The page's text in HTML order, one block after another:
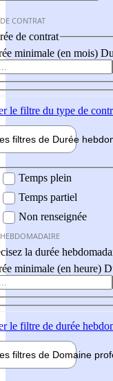
CONTRAT
de contrat
minimale (en mois)
le filtre du type de
filtres de Durée hebdo
Temps plein
Temps partiel
Non renseignée
la durée
minimale (en heure)
le filtre de durée
filtres de Domaine pro